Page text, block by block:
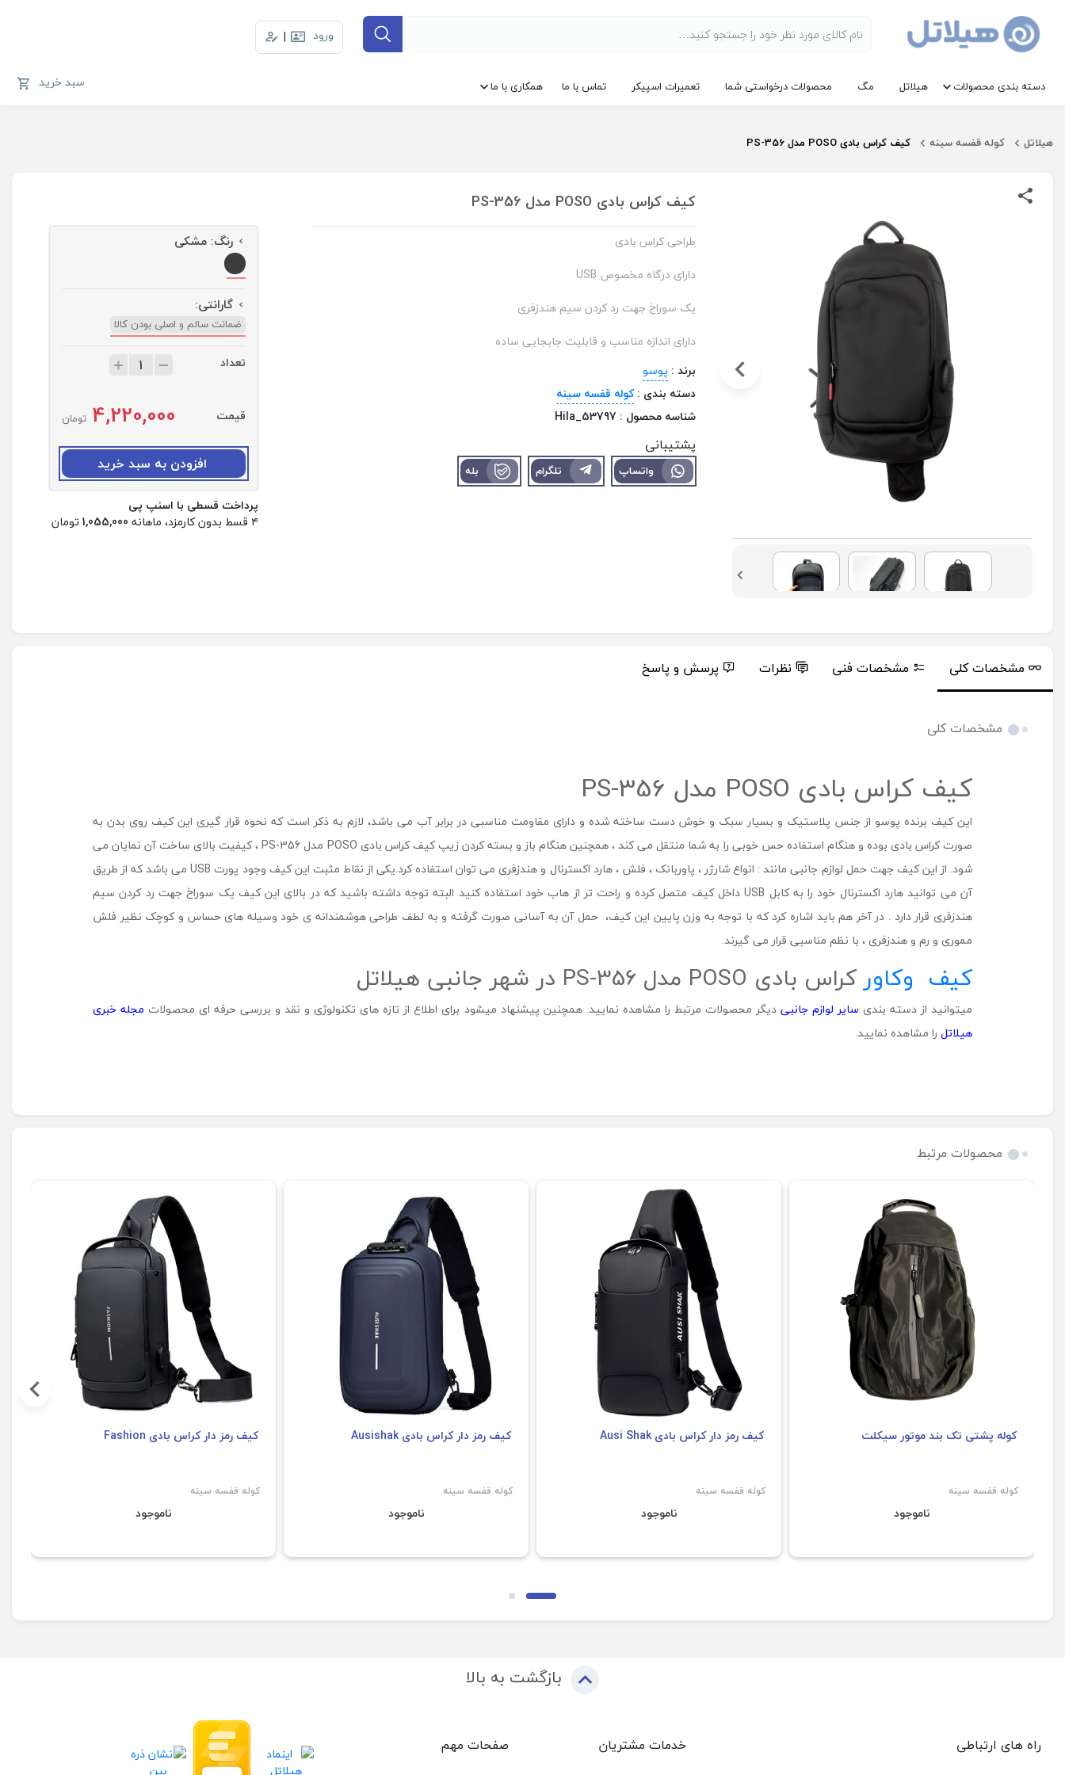
ورود |
دسته بندی محصولات هیلاتل مگ محصولات درخواستی شما تعمیرات اسپیکر تماس با ما همکاری با ما سبد خرید
هیلاتل کوله قفسه سینه کیف کراس بادی POSO مدل PS-356
کیف کراس بادی POSO مدل PS-356
طراحی کراس بادی
دارای درگاه مخصوص USB
یک سوراخ جهت رد کردن سیم هندزفری
دارای اندازه مناسب و قابلیت جابجایی ساده
برند : پوسو
دسته بندی :کوله قفسه سینه
شناسه محصول : Hila_53797
پشتیبانی
واتساپ تلگرام بله
رنگ: مشکی
گارانتی:
ضمانت سالم و اصلی بودن کالا
تعداد
ت
ا
:
ک
ی
ف
ک
ر
5
6
قیمت 4,220,000 تومان
افزودن به سبد خرید
پرداخت قسطی با اسنپ پی
۴ قسط بدون کارمزد، ماهانه
1,055,000تومان
مشخصات کلی مشخصات فنی نظرات پرسش و پاسخ
مشخصات کلی
کیف کراس بادی POSO مدل PS-356
این کیف برنده پوسو از جنس پلاستیک و بسیار سبک و خوش دست ساخته شده و دارای مقاومت مناسبی در برابر آب می باشد، لازم به ذکر است که نحوه قرار گیری این کیف روی بدن به
صورت کراس بادی بوده و هنگام استفاده حس خوبی را به شما منتقل می کند ، همچنین هنگام باز و بسته کردن زیپ کیف کراس بادی POSO مدل PS-356 ، کیفیت بالای ساخت آن نمایان می
شود. از این کیف جهت حمل لوازم جانبی مانند : انواع شارژر ، پاوربانک ، فلش ، هارد اکسترنال و هندزفری می توان استفاده کرد.یکی از نقاط مثبت این کیف وجود پورت USB می باشد که از طریق
آن می توانید هارد اکسترنال خود را به کابل USB داخل کیف متصل کرده و راحت تر از هاب خود استفاده کنید البته توجه داشته باشید که در بالای این کیف یک سوراخ جهت رد کردن سیم
هندزفری قرار دارد . در آخر هم باید اشاره کرد که با توجه به وزن پایین این کیف، حمل آن به آسانی صورت گرفته و به لطف طراحی هوشمندانه ی خود وسیله های حساس و کوچک نظیر فلش
مموری و رم و هندزفری ، با نظم مناسبی قرار می گیرند.
کیف وکاورکراس بادی POSO مدل PS-356 در شهر جانبی هیلاتل
میتوانید از دسته بندی سایر لوازم جانبی دیگر محصولات مرتبط را مشاهده نمایید. همچنین پیشنهاد میشود برای اطلاع از تازه های تکنولوژی و نقد و بررسی حرفه ای محصولات مجله خبری
هیلاتل را مشاهده نمایید.
محصولات مرتبط
کوله پشتی تک بند موتور سیکلت
کوله قفسه سینه
ناموجود
کیف رمز دار کراس بادی Ausi Shak
کوله قفسه سینه
ناموجود
کیف رمز دار کراس بادی Ausishak
کوله قفسه سینه
ناموجود
کیف رمز دار کراس بادی Fashion
کوله قفسه سینه
ناموجود
بازگشت به بالا
راه های ارتباطی خدمات مشتریان صفحات مهم